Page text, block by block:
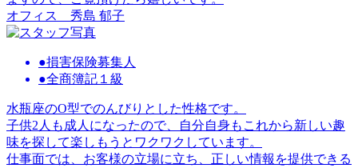
オフィス
秀島 郁子
●損害保険募集人
●全商簿記１級
水瓶座のO型でのんびりとした性格です。
子供2人も成人になったので、自分自身もこれから新しい趣
味を探して楽しもうとワクワクしています。
仕事面では、お客様の立場に立ち、正しい情報を提供できる